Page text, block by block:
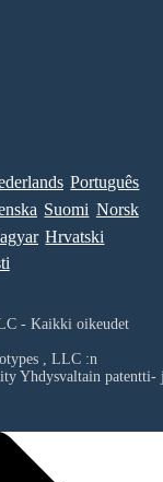
Português
Suomi Norsk
Hrvatski
- Kaikki oikeudet
, LLC:n
Yhdysvaltain patentti-